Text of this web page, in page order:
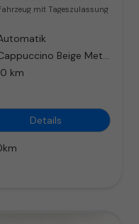
mit Tageszulassung
Cappuccino Beige Metallic
km
Details